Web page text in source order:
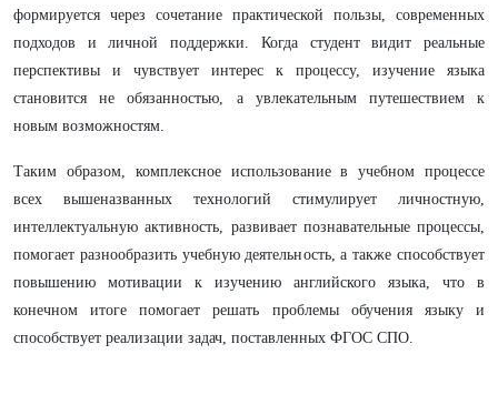
формируется через сочетание практической пользы, современных
подходов и личной поддержки. Когда студент видит реальные
перспективы и чувствует интерес к процессу, изучение языка
становится не обязанностью, а увлекательным путешествием к
новым возможностям.
Таким образом, комплексное использование в учебном процессе
всех вышеназванных технологий стимулирует личностную,
интеллектуальную активность, развивает познавательные процессы,
помогает разнообразить учебную деятельность, а также способствует
повышению мотивации к изучению английского языка, что в
конечном итоге помогает решать проблемы обучения языку и
способствует реализации задач, поставленных ФГОС СПО.